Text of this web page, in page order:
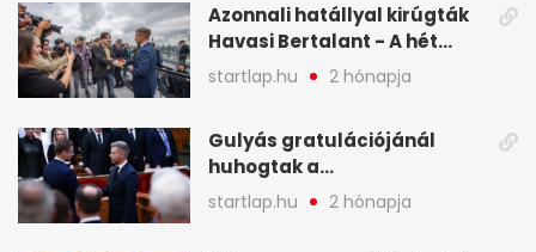
Azonnali hatállyal kirúgták
Havasi Bertalant - A hét
legfontosabb hírei
képekben
startlap.hu 2 hónapja
Gulyás gratulációjánál
huhogtak a
leghangosabban, miután
Magyart miniszterelnökké
startlap.hu 2 hónapja